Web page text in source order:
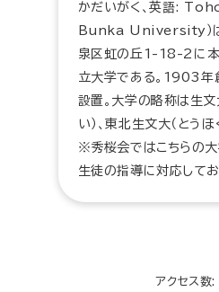
かだいがく、英語:
Bunka University）は
泉区虹の丘1-18-2に本
立大学である。1903
設置。大学の略称は生文
い）、東北生文大（とうほ
※秀桜会ではこちらの
生徒の指導に対応してお
アクセス